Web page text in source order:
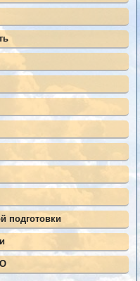
подготовки